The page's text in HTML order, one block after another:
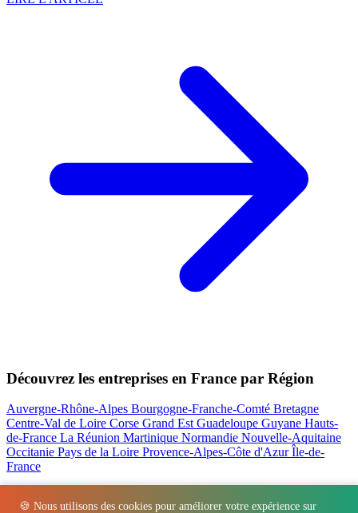
🍪 Nous utilisons des cookies pour améliorer votre expérience sur
Découvrez les entreprises en France par Région
Auvergne-Rhône-Alpes Bourgogne-Franche-Comté Bretagne
Centre-Val de Loire Corse Grand EstGuadeloupe Guyane Hauts-
de-France La Réunion Martinique Normandie Nouvelle-Aquitaine
Occitanie Pays de la Loire Provence-Alpes-Côte d'AzurÎle-de-
France
Nos actualités les plus consultées